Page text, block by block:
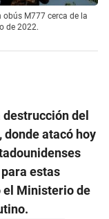
M777 cerca de la
de 2022.
del
atacó hoy
estas
el Ministerio de